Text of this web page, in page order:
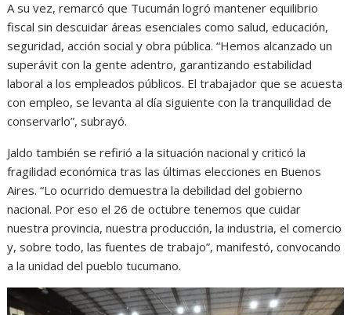
A su vez, remarcó que Tucumán logró mantener equilibrio
fiscal sin descuidar áreas esenciales como salud, educación,
seguridad, acción social y obra pública. “Hemos alcanzado un
superávit con la gente adentro, garantizando estabilidad
laboral a los empleados públicos. El trabajador que se acuesta
con empleo, se levanta al día siguiente con la tranquilidad de
conservarlo”, subrayó.
Jaldo también se refirió a la situación nacional y criticó la
fragilidad económica tras las últimas elecciones en Buenos
Aires. “Lo ocurrido demuestra la debilidad del gobierno
nacional. Por eso el 26 de octubre tenemos que cuidar
nuestra provincia, nuestra producción, la industria, el comercio
y, sobre todo, las fuentes de trabajo”, manifestó, convocando
a la unidad del pueblo tucumano.